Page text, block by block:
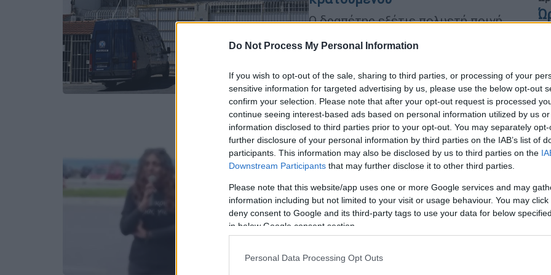
Do Not Process My Personal Information
If you wish to opt-out of the sale, sharing to third parties, or processing of your
sensitive information for targeted advertising by us, please use the below opt-out
confirm your selection. Please note that after your opt-out request is processed
continue seeing interest-based ads based on personal information utilized by us
information disclosed to third parties prior to your opt-out. You may separately
further disclosure of your personal information by third parties on the IAB’s list of
participants. This information may also be disclosed by us to third parties on the
Downstream Participants that may further disclose it to other third parties.
Please note that this website/app uses one or more Google services and may
information including but not limited to your visit or usage behaviour. You may
deny consent to Google and its third-party tags to use your data for below
in below Google consent section.
Personal Data Processing Opt Outs
Ο δραπέτης εξέτιε πολυετή ποινή
σχετίζονται με αγορά, κατοχή,
ουσιών
Ελλάδα|09.05.2026 08:11
Στις φυλακές Κορυδαλλού σήμερα
Σε καθεστώς προστασίας ο Κώστας
Παρασύρης υπό τον φόβο να δεχθεί
επίθεση από άλλους κρατούμενους